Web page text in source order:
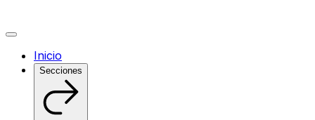
Inicio
Secciones